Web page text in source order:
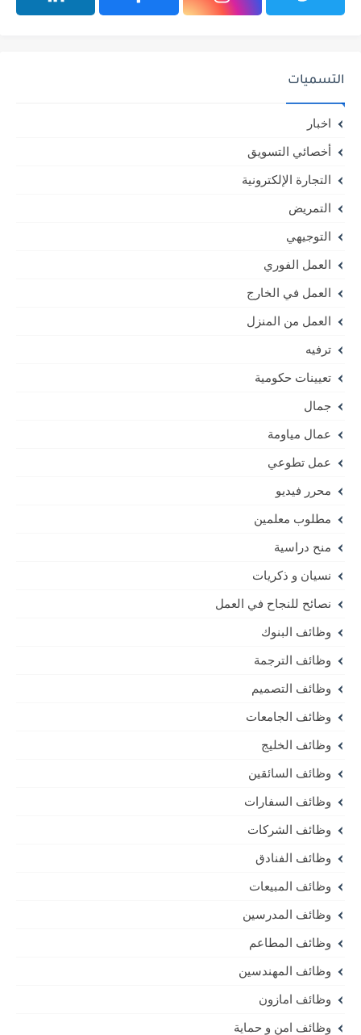
التسميات
اخبار
أخصائي التسويق
التجارة الإلكترونية
التمريض
التوجيهي
العمل الفوري
العمل في الخارج
العمل من المنزل
ترفيه
تعيينات حكومية
جمال
عمال مياومة
عمل تطوعي
محرر فيديو
مطلوب معلمين
منح دراسية
نسيان و ذكريات
نصائح للنجاح في العمل
وظائف البنوك
وظائف الترجمة
وظائف التصميم
وظائف الجامعات
وظائف الخليج
وظائف السائقين
وظائف السفارات
وظائف الشركات
وظائف الفنادق
وظائف المبيعات
وظائف المدرسين
وظائف المطاعم
وظائف المهندسين
وظائف امازون
وظائف امن و حماية